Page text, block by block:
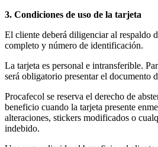
3. Condiciones de uso de la tarjeta
El cliente deberá diligenciar al respaldo
completo y número de identificación.
La tarjeta es personal e intransferible.
será obligatorio presentar el documento
Procafecol se reserva el derecho de
beneficio cuando la tarjeta presente
alteraciones, stickers modificados o
indebido.